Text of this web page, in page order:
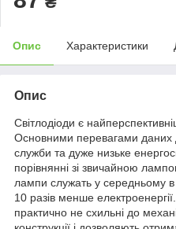
Опис Характеристики
Опис
Світлодіоди є
Основними перевагами даних
служби та дуже низьке
порівнянні зі звичайною
лампи служать у середньому
10 разів менше
практично не схильні до